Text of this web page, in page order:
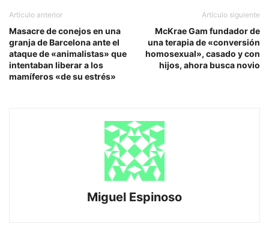
Artículo anterior
Masacre de conejos en una
granja de Barcelona ante el
ataque de «animalistas» que
intentaban liberar a los
mamíferos «de su estrés»
Artículo siguiente
McKrae Gam fundador de
una terapia de «conversión
homosexual», casado y con
hijos, ahora busca novio
Miguel Espinoso